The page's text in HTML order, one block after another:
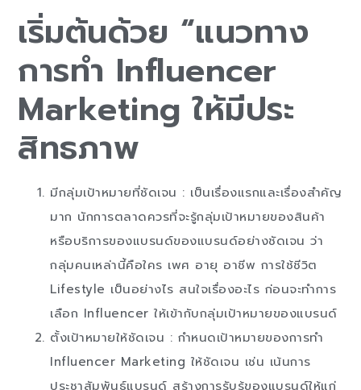
เริ่มต้นด้วย “แนวทาง
การทำ Influencer
Marketing ให้มีประ
สิทธภาพ
มีกลุ่มเป้าหมายที่ชัดเจน : เป็นเรื่องแรกและเรื่องสำคัญ
มาก นักการตลาดควรที่จะรู้กลุ่มเป้าหมายของสินค้า
หรือบริการของแบรนด์ของแบรนด์อย่างชัดเจน ว่า
กลุ่มคนเหล่านี้คือใคร เพศ อายุ อาชีพ การใช้ชีวิต
Lifestyle เป็นอย่างไร สนใจเรื่องอะไร ก่อนจะทำการ
เลือก Influencer ให้เข้ากับกลุ่มเป้าหมายของแบรนด์
ตั้งเป้าหมายให้ชัดเจน : กำหนดเป้าหมายของการทำ
Influencer Marketing ให้ชัดเจน เช่น เน้นการ
ประชาสัมพันธ์แบรนด์ สร้างการรับรู้ของแบรนด์ให้แก่